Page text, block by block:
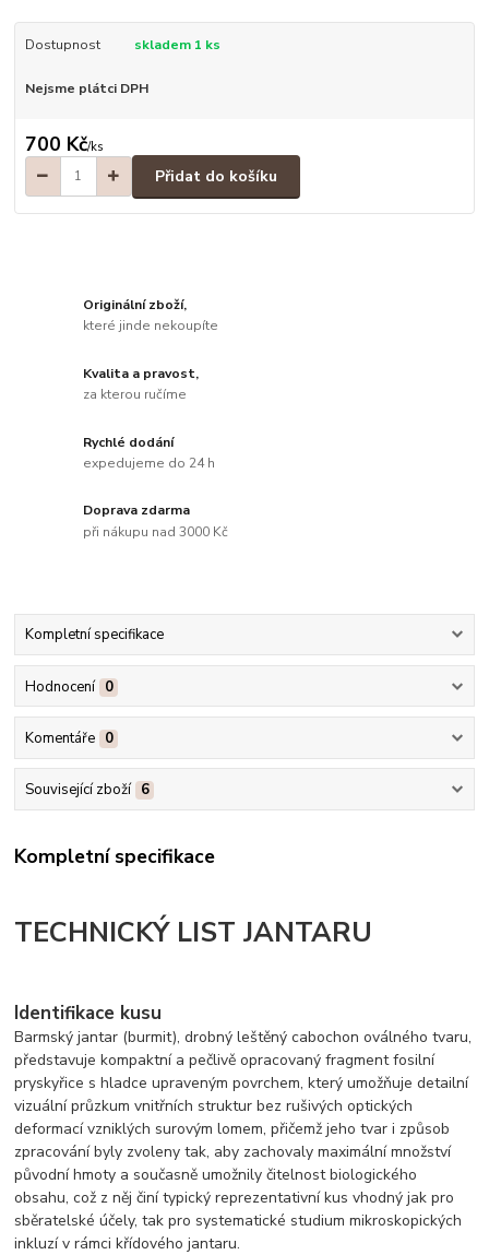
Dostupnost skladem 1 ks
Nejsme plátci DPH
700 Kč/ks
Přidat do košíku
Originální zboží,
které jinde nekoupíte
Kvalita a pravost,
za kterou ručíme
Rychlé dodání
expedujeme do 24 h
Doprava zdarma
při nákupu nad 3000 Kč
Kompletní specifikace
Hodnocení 0
Komentáře 0
Související zboží 6
Kompletní specifikace
TECHNICKÝ LIST JANTARU
Identifikace kusu
Barmský jantar (burmit), drobný leštěný cabochon oválného tvaru,
představuje kompaktní a pečlivě opracovaný fragment fosilní
pryskyřice s hladce upraveným povrchem, který umožňuje detailní
vizuální průzkum vnitřních struktur bez rušivých optických
deformací vzniklých surovým lomem, přičemž jeho tvar i způsob
zpracování byly zvoleny tak, aby zachovaly maximální množství
původní hmoty a současně umožnily čitelnost biologického
obsahu, což z něj činí typický reprezentativní kus vhodný jak pro
sběratelské účely, tak pro systematické studium mikroskopických
inkluzí v rámci křídového jantaru.